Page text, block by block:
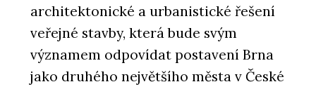
SLUŽBY
Rekonstrukce - Hlinaři
architektonické a urbanistické řešení
veřejné stavby, která bude svým
významem odpovídat postavení Brna
jako druhého největšího města v České